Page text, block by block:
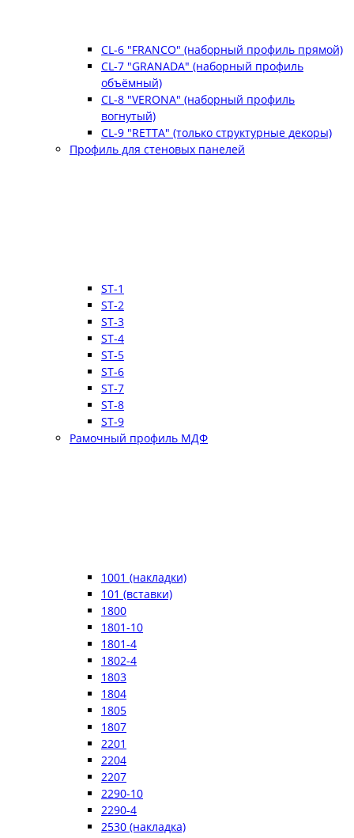
CL-6 "FRANCO" (наборный профиль прямой)
CL-7 "GRANADA" (наборный профиль
объёмный)
CL-8 "VERONA" (наборный профиль
вогнутый)
CL-9 "RETTA" (только структурные декоры)
Профиль для стеновых панелей
ST-1
ST-2
ST-3
ST-4
ST-5
ST-6
ST-7
ST-8
ST-9
Рамочный профиль МДФ
1001 (накладки)
101 (вставки)
1800
1801-10
1801-4
1802-4
1803
1804
1805
1807
2201
2204
2207
2290-10
2290-4
2530 (накладка)